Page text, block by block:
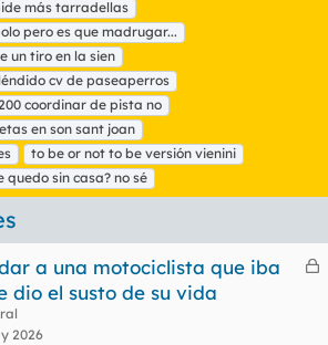
más tarradellas
pero es que madrugar...
un tiro en la sien
cv de paseaperros
coordinar de pista no
en son sant joan
to be or not to be versión vienini
quedo sin casa? no sé
C
a una motociclista que iba
dio el susto de su vida
2026